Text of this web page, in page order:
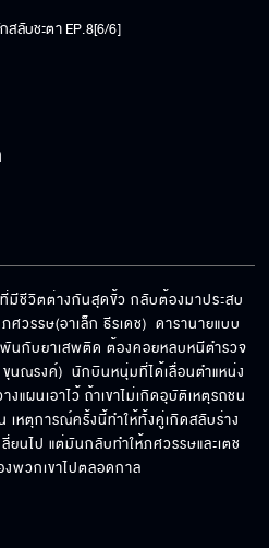
สลับชะตา EP.8[6/6]
มีชีวิตต่างกันสุดขั้ว กลับต้องมาประสบ
วรรษ(อาเล็ก ธีรเดช)  ดารานายแบบ
นกับยาเสพติด ต้องคอยหลบหนีตำรวจ
นณรงค์)  นักบินหนุ่มที่ได้เลื่อนตำแหน่ง
แผนเอาไว้ ถ้าเขาไม่เกิดอุบัติเหตุรถชน
เหตุการณ์ครั้งนี้ทำให้ทั้งคู่เกิดสลับร่าง
ยนไป แต่มันกลับทำให้ภศวรรษและเตช
พวกเขาไปตลอดกาล